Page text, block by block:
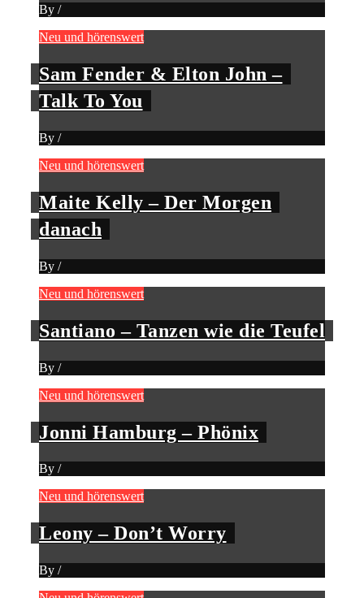
By /
Neu und hörenswert
Sam Fender & Elton John –
Talk To You
By /
Neu und hörenswert
Maite Kelly – Der Morgen
danach
By /
Neu und hörenswert
Santiano – Tanzen wie die Teufel
By /
Neu und hörenswert
Jonni Hamburg – Phönix
By /
Neu und hörenswert
Leony – Don’t Worry
By /